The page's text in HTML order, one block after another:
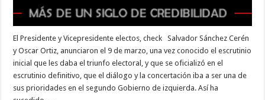
El Presidente y Vicepresidente electos, check Salvador Sánchez Cerén
y Oscar Ortiz, anunciaron el 9 de marzo, una vez conocido el escrutinio
inicial que les daba el triunfo electoral, y que se oficializó en el
escrutinio definitivo, que el diálogo y la concertación iba a ser una de
sus prioridades en el segundo Gobierno de izquierda. Así ha